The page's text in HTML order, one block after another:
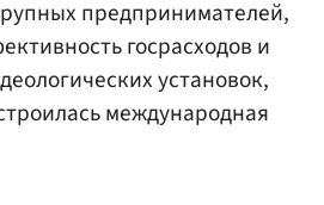
предпринимателей,
госрасходов и
установок,
международная